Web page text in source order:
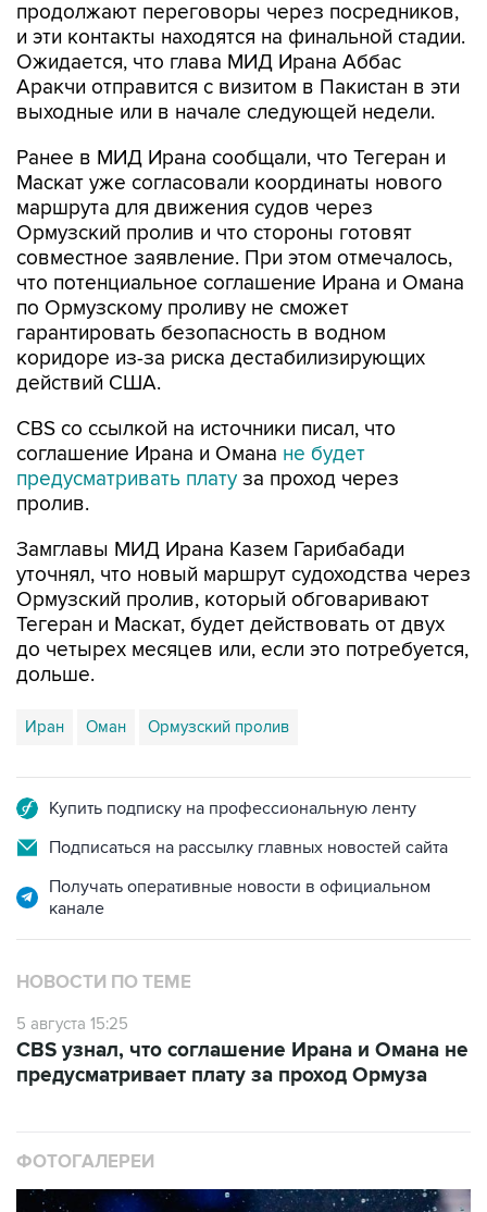
продолжают переговоры через посредников,
и эти контакты находятся на финальной стадии.
Ожидается, что глава МИД Ирана Аббас
Аракчи отправится с визитом в Пакистан в эти
выходные или в начале следующей недели.
Ранее в МИД Ирана сообщали, что Тегеран и
Маскат уже согласовали координаты нового
маршрута для движения судов через
Ормузский пролив и что стороны готовят
совместное заявление. При этом отмечалось,
что потенциальное соглашение Ирана и Омана
по Ормузскому проливу не сможет
гарантировать безопасность в водном
коридоре из-за риска дестабилизирующих
действий США.
CBS со ссылкой на источники писал, что
соглашение Ирана и Омана не будет
предусматривать плату за проход через
пролив.
Замглавы МИД Ирана Казем Гарибабади
уточнял, что новый маршрут судоходства через
Ормузский пролив, который обговаривают
Тегеран и Маскат, будет действовать от двух
до четырех месяцев или, если это потребуется,
дольше.
Иран Оман Ормузский пролив
Купить подписку на профессиональную ленту
Подписаться на рассылку главных новостей сайта
Получать оперативные новости в официальном
канале
НОВОСТИ ПО ТЕМЕ
5 августа 15:25
CBS узнал, что соглашение Ирана и Омана не
предусматривает плату за проход Ормуза
ФОТОГАЛЕРЕИ